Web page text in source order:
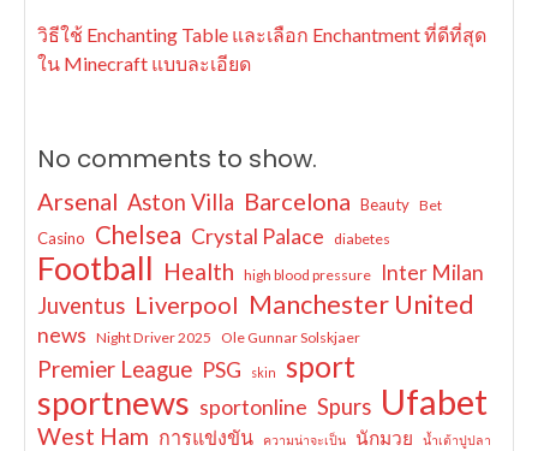
วิธีใช้ Enchanting Table และเลือก Enchantment ที่ดีที่สุด
ใน Minecraft แบบละเอียด
No comments to show.
Arsenal Aston Villa Barcelona Beauty Bet
Casino Chelsea Crystal Palace diabetes
Football Health high blood pressure Inter Milan
Juventus Liverpool Manchester United
news Night Driver 2025 Ole Gunnar Solskjaer
Premier League PSG skin sport
sportnews sportonline Spurs Ufabet
West Ham การแข่งขัน ความน่าจะเป็น นักมวย น้ำเต้าปูปลา